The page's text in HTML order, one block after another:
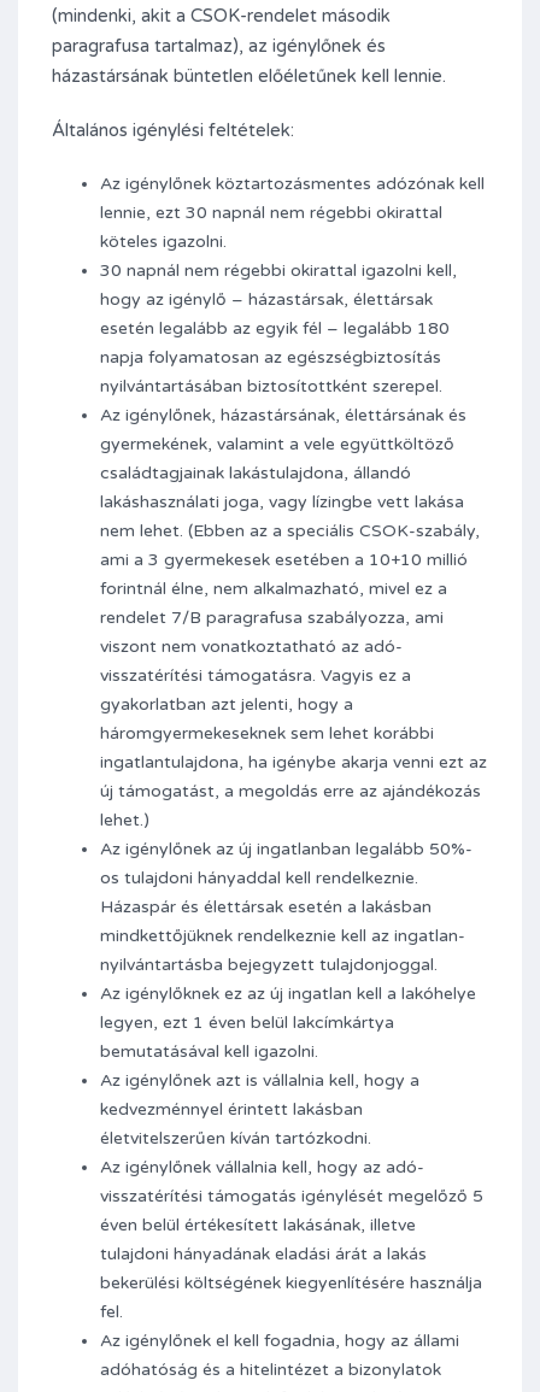
(mindenki, akit a CSOK-rendelet második
paragrafusa tartalmaz), az igénylőnek és
házastársának büntetlen előéletűnek kell lennie.
Általános igénylési feltételek:
Az igénylőnek köztartozásmentes adózónak kell
lennie, ezt 30 napnál nem régebbi okirattal
köteles igazolni.
30 napnál nem régebbi okirattal igazolni kell,
hogy az igénylő – házastársak, élettársak
esetén legalább az egyik fél – legalább 180
napja folyamatosan az egészségbiztosítás
nyilvántartásában biztosítottként szerepel.
Az igénylőnek, házastársának, élettársának és
gyermekének, valamint a vele együttköltöző
családtagjainak lakástulajdona, állandó
lakáshasználati joga, vagy lízingbe vett lakása
nem lehet. (Ebben az a speciális CSOK-szabály,
ami a 3 gyermekesek esetében a 10+10 millió
forintnál élne, nem alkalmazható, mivel ez a
rendelet 7/B paragrafusa szabályozza, ami
viszont nem vonatkoztatható az adó-
visszatérítési támogatásra. Vagyis ez a
gyakorlatban azt jelenti, hogy a
háromgyermekeseknek sem lehet korábbi
ingatlantulajdona, ha igénybe akarja venni ezt az
új támogatást, a megoldás erre az ajándékozás
lehet.)
Az igénylőnek az új ingatlanban legalább 50%-
os tulajdoni hányaddal kell rendelkeznie.
Házaspár és élettársak esetén a lakásban
mindkettőjüknek rendelkeznie kell az ingatlan-
nyilvántartásba bejegyzett tulajdonjoggal.
Az igénylőknek ez az új ingatlan kell a lakóhelye
legyen, ezt 1 éven belül lakcímkártya
bemutatásával kell igazolni.
Az igénylőnek azt is vállalnia kell, hogy a
kedvezménnyel érintett lakásban
életvitelszerűen kíván tartózkodni.
Az igénylőnek vállalnia kell, hogy az adó-
visszatérítési támogatás igénylését megelőző 5
éven belül értékesített lakásának, illetve
tulajdoni hányadának eladási árát a lakás
bekerülési költségének kiegyenlítésére használja
fel.
Az igénylőnek el kell fogadnia, hogy az állami
adóhatóság és a hitelintézet a bizonylatok